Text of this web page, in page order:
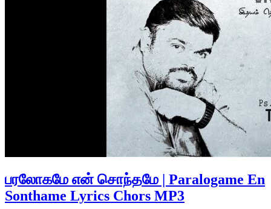
பரலோகமே என் சொந்தமே | Paralogame En
Sonthame Lyrics Chors MP3